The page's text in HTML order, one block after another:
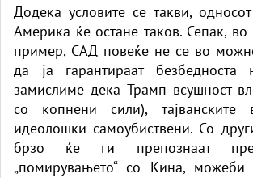
Додека условите се такви,
Америка ќе остане таков. Сепак,
пример, САД повеќе не се во
да ја гарантираат безбедноста
замислиме дека Трамп всушност
со копнени сили), тајванските
идеолошки самоубиствени. Со
брзо ќе ги препознаат
„помирувањето“ со Кина,